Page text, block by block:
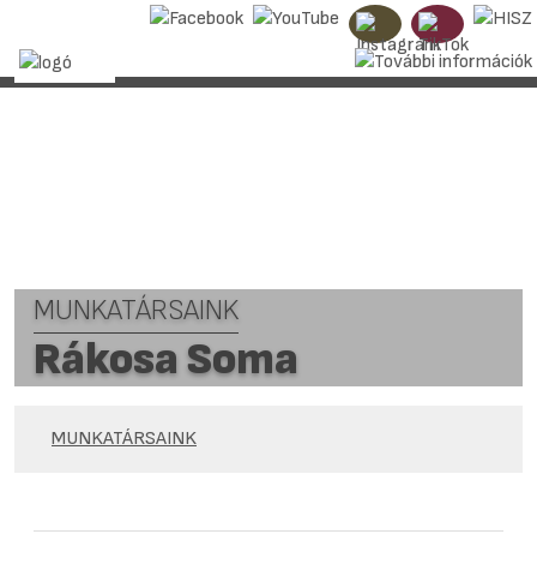
MUNKATÁRSAINK
Rákosa Soma
MUNKATÁRSAINK